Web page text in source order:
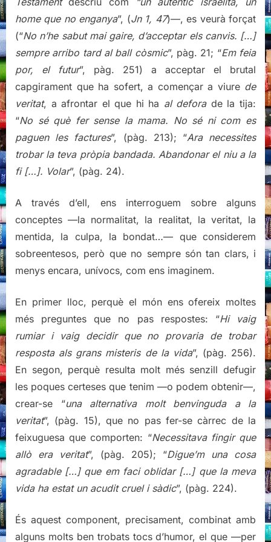
home que no enganya”, (Jn 1, 47)—, es veurà forçat
(“No n’he sabut mai gaire, d’acceptar els canvis. […]
sempre arribo tard al ball còsmic”, pàg. 21; “Em feia
por, el futur”, pàg. 251) a acceptar el brutal
capgirament que ha sofert, a començar a viure de
veritat, a afrontar el que hi ha al deforade la tija:
“No sé què fer sense la mama. No sé ni com es
paguen les factures”, (pàg. 213); “Ara necessites
trobar la teva pròpia bandada. Abandonar el niu a la
fi […]. Volar”, (pàg. 24).
A través d’ell, ens interroguem sobre alguns
conceptes —la normalitat, la realitat, la veritat, la
mentida, la culpa, la bondat…— que considerem
sobreentesos, però que no sempre són tan clars, i
menys encara, unívocs, com ens imaginem.
En primer lloc, perquè el món ens ofereix moltes
més preguntes que no pas respostes: “Hi vaig
rumiar i vaig decidir que no provaria de trobar
resposta als grans misteris de la vida”, (pàg. 256).
En segon, perquè resulta molt més senzill defugir
les poques certeses que tenim —o podem obtenir—,
crear-se “una alternativa molt benvinguda a la
veritat”, (pàg. 15), que no pas fer-se càrrec de la
feixuguesa que comporten: “Necessitava fingir que
allò era veritat”, (pàg. 205); “Digue’m una cosa
agradable […] que em faci oblidar […] que la meva
vida ha estat un acudit cruel i sàdic”, (pàg. 224).
És aquest component, precisament, combinat amb
alguns molts ben trobats tocs d’humor, el que —per